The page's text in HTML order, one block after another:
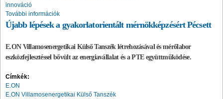
innováció
További információk
Újabb lépések a gyakorlatorientált mérnökképzésért Pécsett
E.ON Villamosenergetikai Külső Tanszék létrehozásával és mérőlabor
eszközfejlesztéssel bővült az energiavállalat és a PTE együttműködése.
Címkék:
E.ON
E.ON Villamosenergetikai Külső Tanszék